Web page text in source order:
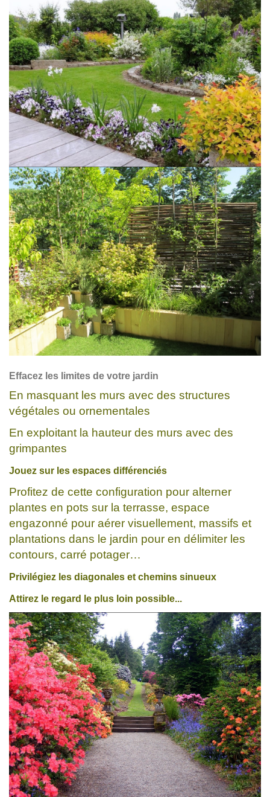
Effacez les limites de votre jardin
En masquant les murs avec des structures
végétales ou ornementales
En exploitant la hauteur des murs avec des
grimpantes
Jouez sur les espaces différenciés
Profitez de cette configuration pour alterner
plantes en pots sur la terrasse, espace
engazonné pour aérer visuellement, massifs et
plantations dans le jardin pour en délimiter les
contours, carré potager…
Privilégiez les diagonales et chemins sinueux
Attirez le regard le plus loin possible...